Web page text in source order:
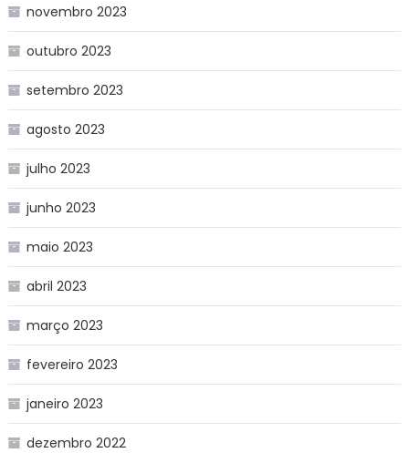
novembro 2023
outubro 2023
setembro 2023
agosto 2023
julho 2023
junho 2023
maio 2023
abril 2023
março 2023
fevereiro 2023
janeiro 2023
dezembro 2022